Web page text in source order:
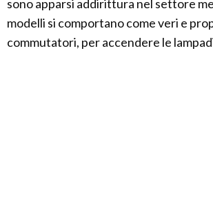
sono apparsi addirittura nel settore
modelli si comportano come veri e
commutatori, per accendere le